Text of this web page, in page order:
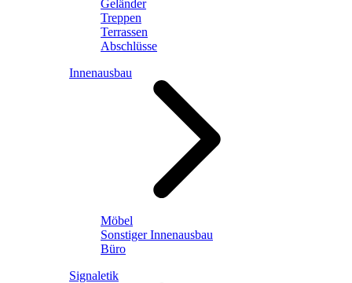
Geländer
Treppen
Terrassen
Abschlüsse
Innenausbau
Möbel
Sonstiger Innenausbau
Büro
Signaletik